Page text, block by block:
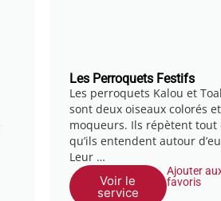
Les Perroquets Festifs
Les perroquets Kalou et
sont deux oiseaux colorés et
moqueurs. Ils répètent tout
qu’ils entendent autour
Leur …
Voir le
service
Ajouter
favoris